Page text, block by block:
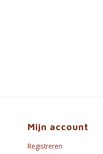
Mijn account
Registreren